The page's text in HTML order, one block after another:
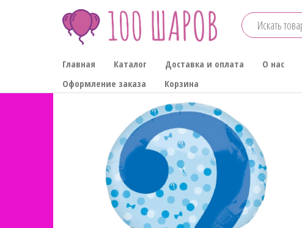
ШАРОВ
Главная Каталог Доставка и оплата О нас
Оформление заказа
Корзина